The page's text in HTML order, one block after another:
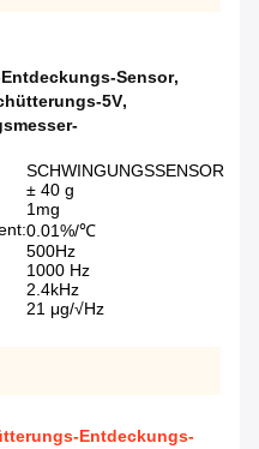
Sensor,
5V,
SCHWINGUNGSSENSOR
± 40 g
1mg
0.01%/℃
500Hz
1000 Hz
2.4kHz
21 μg/√Hz
Entdeckungs-